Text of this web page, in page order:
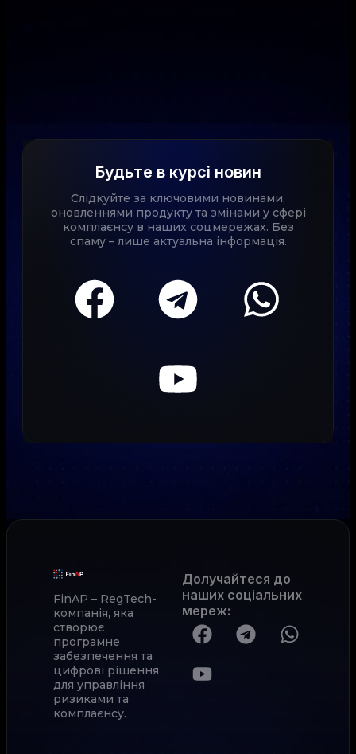
Будьте в курсі новин
Слідкуйте за ключовими новинами,
оновленнями продукту та змінами у сфері
комплаєнсу в наших соцмережах. Без
спаму – лише актуальна інформація.
FinAP – RegTech-
компанія, яка
створює
програмне
забезпечення та
цифрові рішення
для управління
ризиками та
комплаєнсу.
Долучайтеся до
наших соціальних
мереж: